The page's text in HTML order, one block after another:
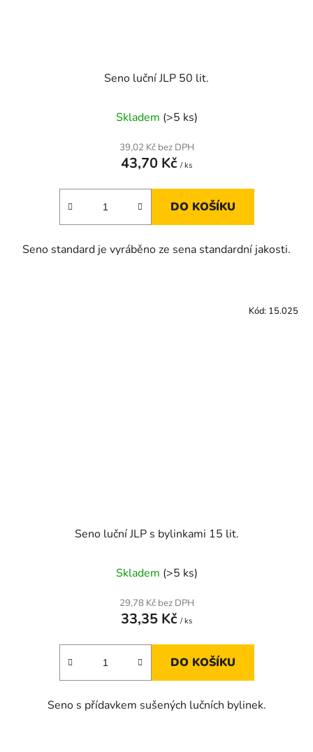
Seno luční JLP 50 lit.
Skladem (>5 ks)
39,02 Kč bez DPH
43,70 Kč / ks
DO KOŠÍKU
Seno standard je vyráběno ze sena standardní jakosti.
Seno luční JLP s bylinkami 15 lit.
Skladem (>5 ks)
29,78 Kč bez DPH
33,35 Kč / ks
DO KOŠÍKU
Seno s přídavkem sušených lučních bylinek.
Kód: 15.025